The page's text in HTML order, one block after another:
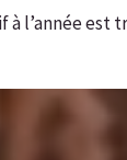
à l’année est